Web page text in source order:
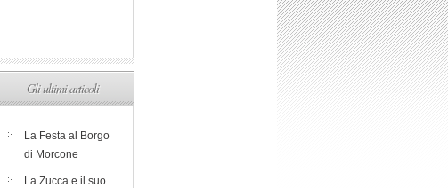
Gli ultimi articoli
La Festa al Borgo
di Morcone
La Zucca e il suo